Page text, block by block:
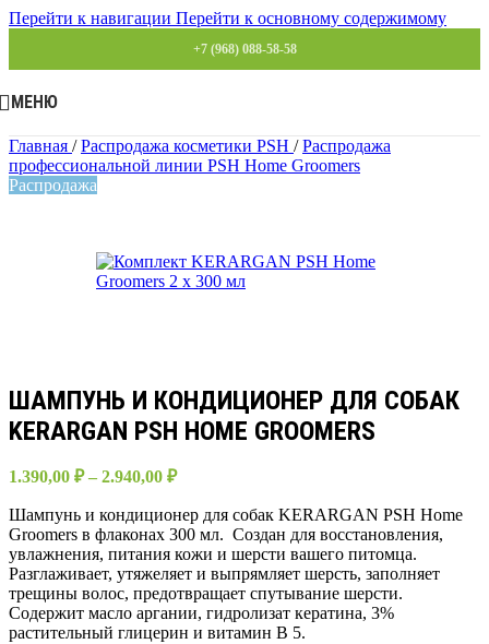
Перейти к навигации Перейти к основному содержимому
+7 (968) 088-58-58
МЕНЮ
Главная / Распродажа косметики PSH / Распродажа
профессиональной линии PSH Home Groomers
Распродажа
ШАМПУНЬ И КОНДИЦИОНЕР ДЛЯ СОБАК
KERARGAN PSH HOME GROOMERS
1.390,00 ₽ – 2.940,00 ₽
Шампунь и кондиционер для собак KERARGAN PSH Home
Groomers в флаконах 300 мл. Создан для восстановления,
увлажнения, питания кожи и шерсти вашего питомца.
Разглаживает, утяжеляет и выпрямляет шерсть, заполняет
трещины волос, предотвращает спутывание шерсти.
Содержит масло аргании, гидролизат кератина, 3%
растительный глицерин и витамин B 5.